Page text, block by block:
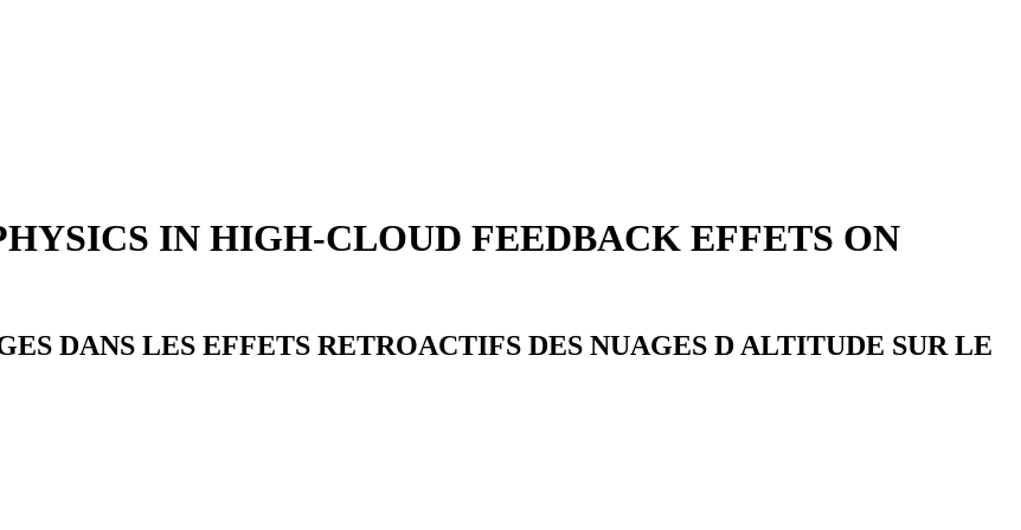
IN HIGH-CLOUD FEEDBACK EFFETS ON
DANS LES EFFETS RETROACTIFS DES NUAGES D ALTITUDE SUR LE